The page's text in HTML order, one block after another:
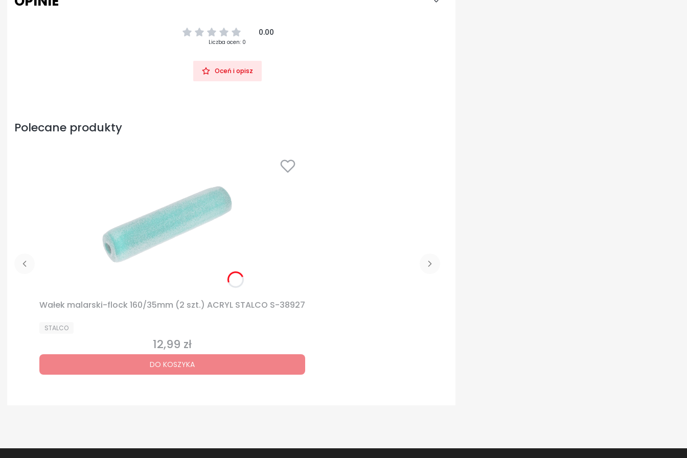
0.00
Liczba ocen: 0
Oceń i opisz
Polecane produkty
Wałek malarski-flock 160/35mm (2 szt.) ACRYL STALCO S-38927
PRODUCENT
STALCO
Cena
12,99 zł
DO KOSZYKA